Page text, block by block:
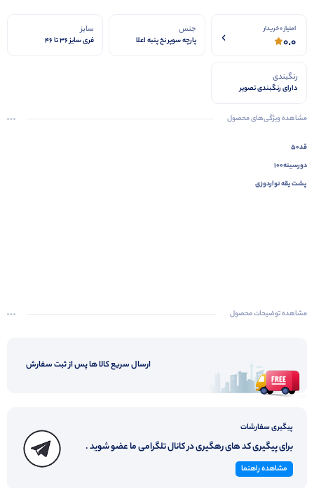
امتیاز 0 خریدار
0.0
جنس
پارچه سوپر نخ پنبه اعلا
سایز
فری سایز ۳۶ تا ۴۶
رنگبندی
دارای رنگبندی تصویر
مشاهده ویژگی‌های محصول
قد۵۰
دورسینه۱۰۰
پشت یقه نواردوزی
مشاهده توضیحات محصول
ارسال سریع کالا ها پس از ثبت سفارش
پیگیری سفارشات
برای پیگیری کد های رهگیری در کانال تلگرامی ما عضو شوید .
مشاهده راهنما